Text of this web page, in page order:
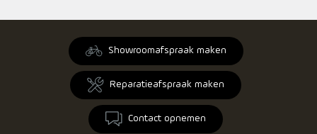
Showroomafspraak maken
Reparatieafspraak maken
Contact opnemen